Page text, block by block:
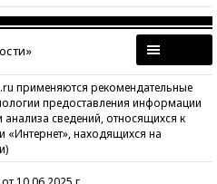
применяются рекомендательные
предоставления информации
сведений, относящихся к
«Интернет», находящихся на